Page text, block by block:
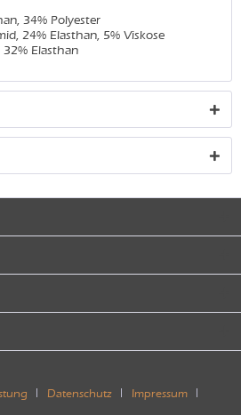
34% Polyester
24% Elasthan, 5% Viskose
Elasthan
Datenschutz Impressum